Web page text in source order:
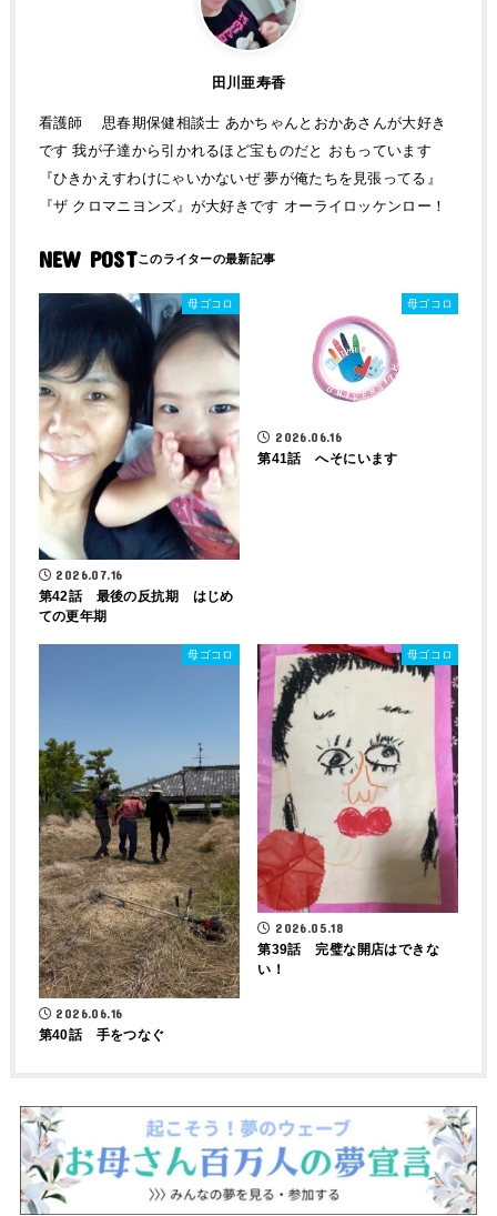
田川亜寿香
看護師 思春期保健相談士 あかちゃんとおかあさんが大好き
です 我が子達から引かれるほど宝ものだと おもっています
『ひきかえすわけにゃいかないぜ 夢が俺たちを見張ってる』
『ザ クロマニヨンズ』が大好きです オーライロッケンロー！
NEW POST
母ゴコロ
2026.07.16
第42話 最後の反抗期 はじめ
ての更年期
母ゴコロ
2026.06.16
第41話 へそにいます
母ゴコロ
2026.06.16
第40話 手をつなぐ
母ゴコロ
2026.05.18
第39話 完璧な開店はできな
い！